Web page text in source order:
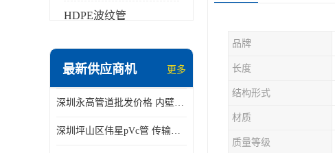
HDPE波纹管
最新供应商机 更多
深圳永高管道批发价格 内壁光滑 抗震性能好
深圳坪山区伟星pVc管 传输损耗小 频率稳定性好
品牌
长度
结构形式
材质
质量等级